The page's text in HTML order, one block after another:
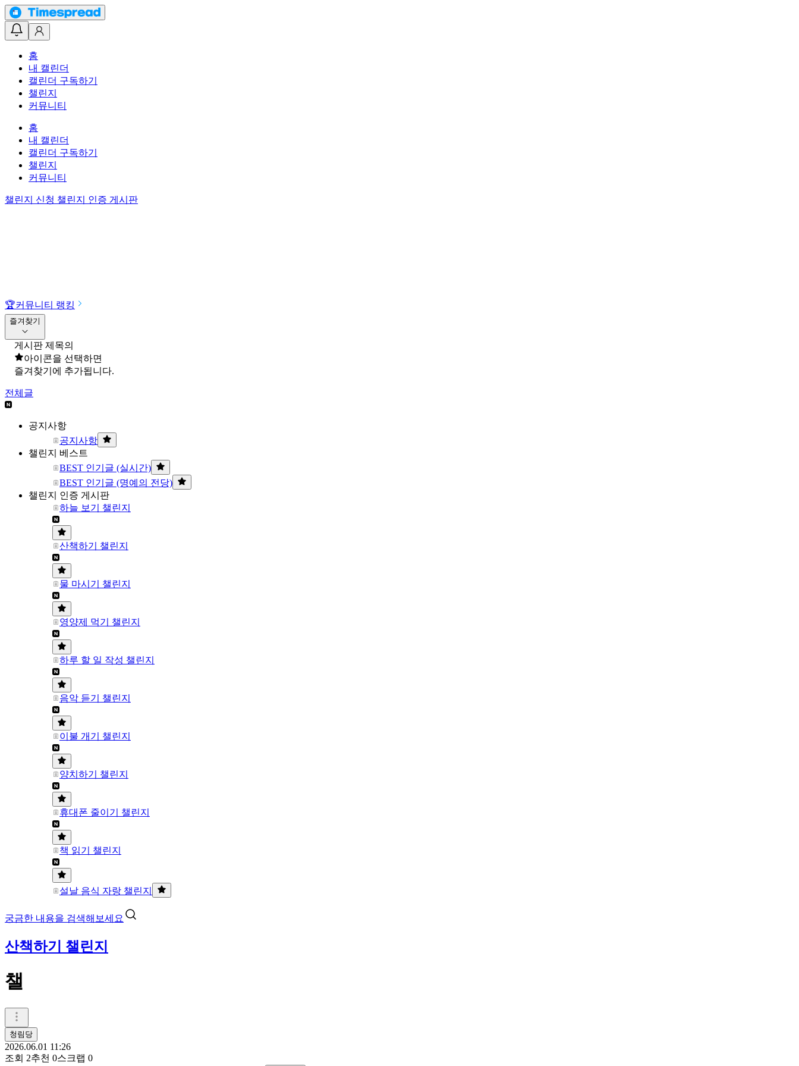
홈
내 캘린더
캘린더 구독하기
챌린지
커뮤니티
홈
내 캘린더
캘린더 구독하기
챌린지
커뮤니티
챌린지 신청 챌린지 인증 게시판
🏆커뮤니티 랭킹
즐겨찾기
게시판 제목의
아이콘을 선택하면
즐겨찾기에 추가됩니다.
전체글
공지사항
공지사항
챌린지 베스트
BEST 인기글 (실시간)
BEST 인기글 (명예의 전당)
챌린지 인증 게시판
하늘 보기 챌린지
산책하기 챌린지
물 마시기 챌린지
영양제 먹기 챌린지
하루 할 일 작성 챌린지
음악 듣기 챌린지
이불 개기 챌린지
양치하기 챌린지
휴대폰 줄이기 챌린지
책 읽기 챌린지
설날 음식 자랑 챌린지
궁금한 내용을 검색해보세요
산책하기 챌린지
챌
청림당
2026.06.01 11:26
조회 2추천 0스크랩 0